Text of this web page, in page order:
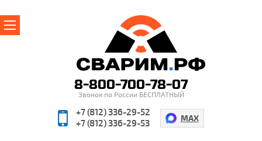
Производители
Полезная информация
8-800-700-78-07
Звонок по России БЕСПЛАТНЫЙ
+7 (812) 336-29-52
+7 (812) 336-29-53
MAX